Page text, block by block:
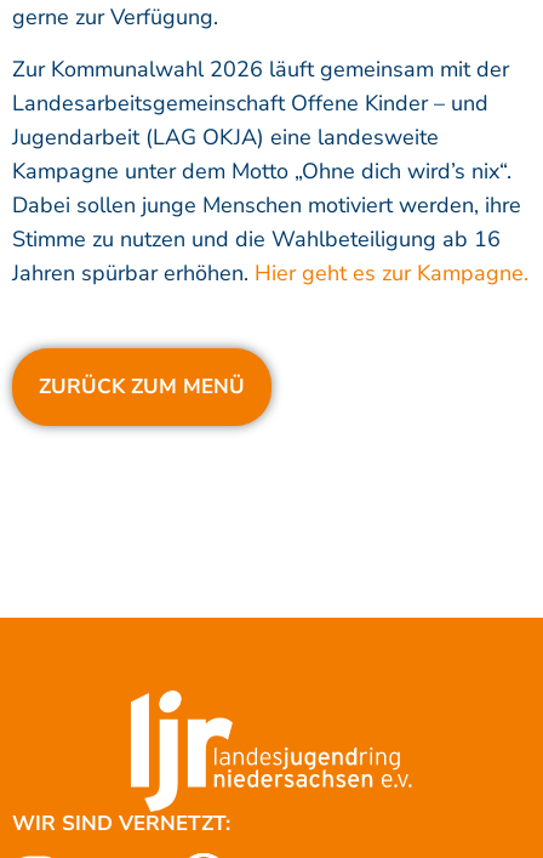
gerne zur Verfügung.
Zur Kommunalwahl 2026 läuft gemeinsam mit der
Landesarbeitsgemeinschaft Offene Kinder – und
Jugendarbeit (LAG OKJA) eine landesweite
Kampagne unter dem Motto „Ohne dich wird’s nix“.
Dabei sollen junge Menschen motiviert werden, ihre
Stimme zu nutzen und die Wahlbeteiligung ab 16
Jahren spürbar erhöhen. Hier geht es zur Kampagne.
ZURÜCK ZUM MENÜ
WIR SIND VERNETZT: